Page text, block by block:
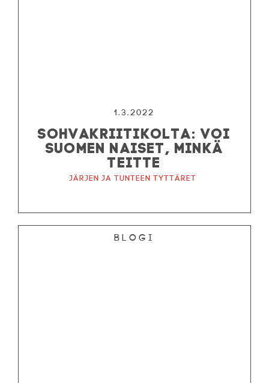
1.3.2022
SOHVAKRIITIKOLTA: VOI
SUOMEN NAISET, MINKÄ
TEITTE
Järjen ja tunteen tyttäret
Blogi